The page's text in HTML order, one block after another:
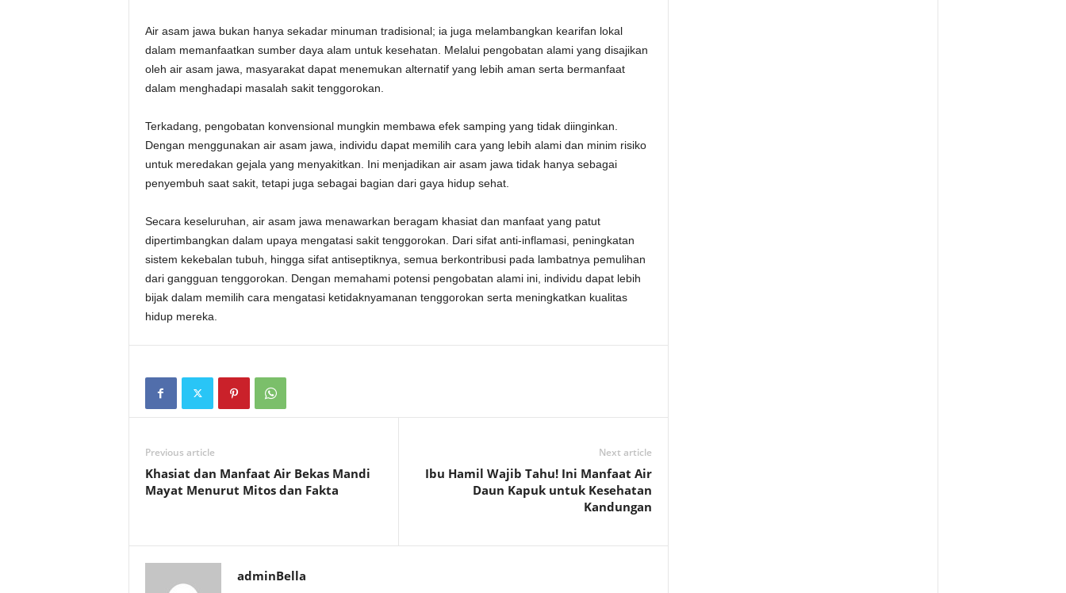
Air asam jawa bukan hanya sekadar minuman tradisional; ia juga melambangkan kearifan lokal
dalam memanfaatkan sumber daya alam untuk kesehatan. Melalui pengobatan alami yang disajikan
oleh air asam jawa, masyarakat dapat menemukan alternatif yang lebih aman serta bermanfaat
dalam menghadapi masalah sakit tenggorokan.
Terkadang, pengobatan konvensional mungkin membawa efek samping yang tidak diinginkan.
Dengan menggunakan air asam jawa, individu dapat memilih cara yang lebih alami dan minim risiko
untuk meredakan gejala yang menyakitkan. Ini menjadikan air asam jawa tidak hanya sebagai
penyembuh saat sakit, tetapi juga sebagai bagian dari gaya hidup sehat.
Secara keseluruhan, air asam jawa menawarkan beragam khasiat dan manfaat yang patut
dipertimbangkan dalam upaya mengatasi sakit tenggorokan. Dari sifat anti-inflamasi, peningkatan
sistem kekebalan tubuh, hingga sifat antiseptiknya, semua berkontribusi pada lambatnya pemulihan
dari gangguan tenggorokan. Dengan memahami potensi pengobatan alami ini, individu dapat lebih
bijak dalam memilih cara mengatasi ketidaknyamanan tenggorokan serta meningkatkan kualitas
hidup mereka.
Previous article
Khasiat dan Manfaat Air Bekas Mandi
Mayat Menurut Mitos dan Fakta
Next article
Ibu Hamil Wajib Tahu! Ini Manfaat Air
Daun Kapuk untuk Kesehatan
Kandungan
adminBella